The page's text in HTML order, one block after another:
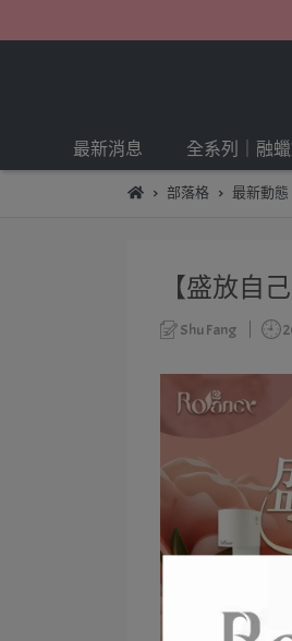
最新消息 全系列｜融
部落格 最新動態
【盛放自
Shu Fang